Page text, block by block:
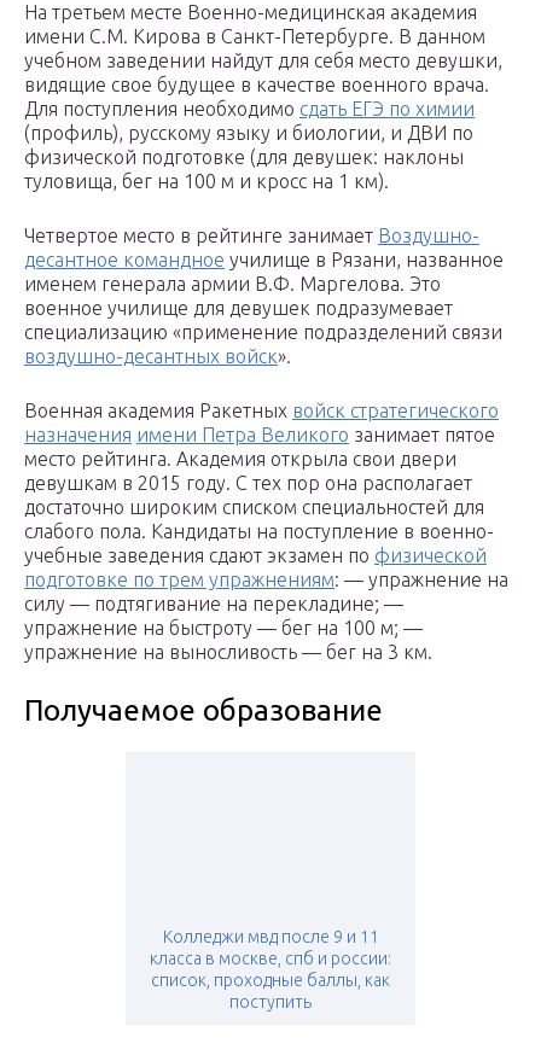
На третьем месте Военно-медицинская академия
имени С.М. Кирова в Санкт-Петербурге. В данном
учебном заведении найдут для себя место девушки,
видящие свое будущее в качестве военного врача.
Для поступления необходимо сдать ЕГЭ по химии
(профиль), русскому языку и биологии, и ДВИ по
физической подготовке (для девушек: наклоны
туловища, бег на 100 м и кросс на 1 км).
Четвертое место в рейтинге занимает Воздушно-
десантное командное училище в Рязани, названное
именем генерала армии В.Ф. Маргелова. Это
военное училище для девушек подразумевает
специализацию «применение подразделений связи
воздушно-десантных войск».
Военная академия Ракетных войск стратегического
назначения имени Петра Великого занимает пятое
место рейтинга. Академия открыла свои двери
девушкам в 2015 году. С тех пор она располагает
достаточно широким списком специальностей для
слабого пола. Кандидаты на поступление в военно-
учебные заведения сдают экзамен по физической
подготовке по трем упражнениям: — упражнение на
силу — подтягивание на перекладине; —
упражнение на быстроту — бег на 100 м; —
упражнение на выносливость — бег на 3 км.
Получаемое образование
Колледжи мвд после 9 и 11
класса в москве, спб и россии:
список, проходные баллы, как
поступить